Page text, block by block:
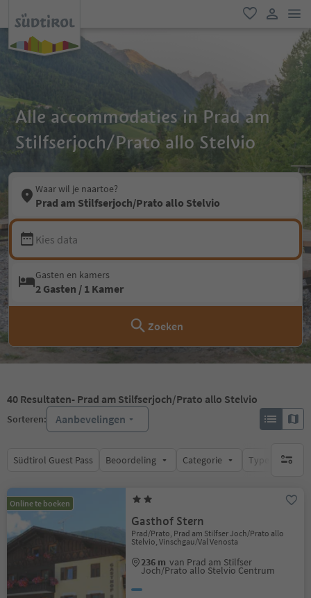
favoriet
Alle accommodaties in Prad am
Stilfserjoch/Prato allo Stelvio
Waar wil je naartoe?
Prad am Stilfserjoch/Prato allo Stelvio
Kies data
Gasten en kamers
2 Gasten / 1 Kamer
Zoeken
40 Resultaten- Prad am Stilfserjoch/Prato allo Stelvio
Sorteren: Aanbevelingen
Südtirol Guest Pass Beoordeling Categorie Type catering
geen
Online te boeken
Gasthof Stern
Prad/Prato, Prad am Stilfser Joch/Prato allo
Stelvio, Vinschgau/Val Venosta
236 m van Prad am Stilfser
Joch/Prato allo Stelvio Centrum